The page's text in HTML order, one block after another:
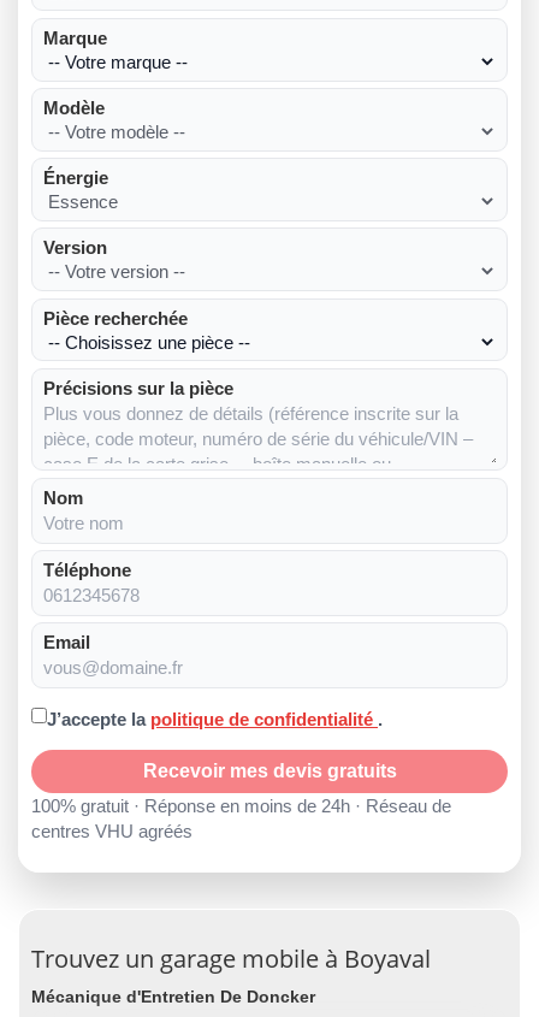
Marque
Modèle
Énergie
Version
Pièce recherchée
Précisions sur la pièce
Nom
Téléphone
Email
J’accepte la politique de confidentialité .
Recevoir mes devis gratuits
100% gratuit · Réponse en moins de 24h · Réseau de
centres VHU agréés
Trouvez un garage mobile à Boyaval
Mécanique d'Entretien De Doncker